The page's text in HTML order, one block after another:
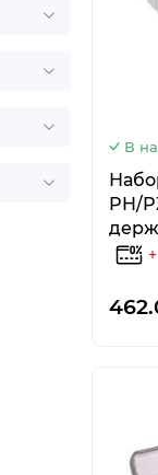
В
PH/